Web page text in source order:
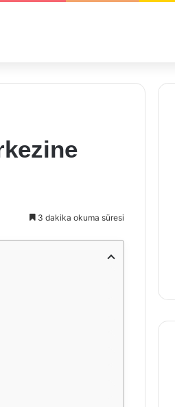
3 dakika okuma süresi